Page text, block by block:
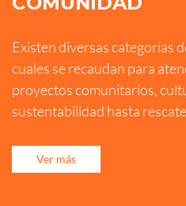
Existen diversas categorías
cuales se recaudan para
proyectos comunitarios,
sustentabilidad hasta
Ver más